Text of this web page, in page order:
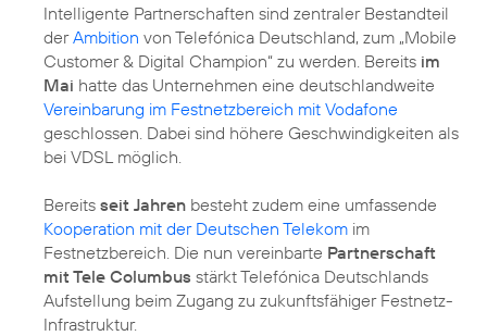
Intelligente Partnerschaften sind zentraler Bestandteil
derAmbition von Telefónica Deutschland, zum „Mobile
Customer & Digital Champion“ zu werden. Bereits im
Mai hatte das Unternehmen eine deutschlandweite
Vereinbarung im Festnetzbereich mit Vodafone
geschlossen. Dabei sind höhere Geschwindigkeiten als
bei VDSL möglich.
Bereits seit Jahren besteht zudem eine umfassende
Kooperation mit der Deutschen Telekom im
Festnetzbereich. Die nun vereinbarte Partnerschaft
mit Tele Columbus stärkt Telefónica Deutschlands
Aufstellung beim Zugang zu zukunftsfähiger Festnetz-
Infrastruktur.